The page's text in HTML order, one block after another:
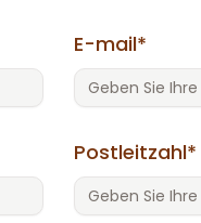
E-mail*
Postleitzahl*